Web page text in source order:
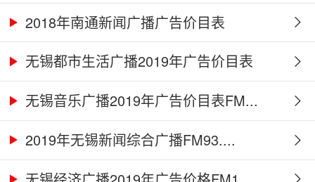
2018年南通新闻广播广告价目表
无锡都市生活广播2019年广告价目表
无锡音乐广播2019年广告价目表FM...
2019年无锡新闻综合广播FM93....